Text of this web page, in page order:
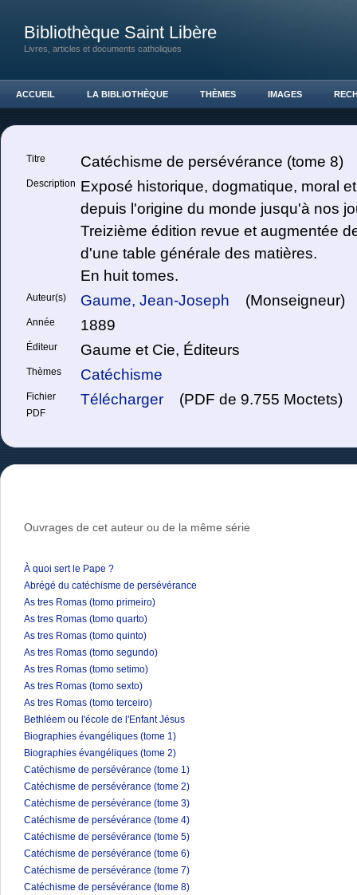
Bibliothèque Saint Libère
Livres, articles et documents catholiques
ACCUEIL LA BIBLIOTHÈQUE THÈMES IMAGES
Titre Catéchisme de persévérance (tome 8)
Description Exposé historique, dogmatique, moral
depuis l'origine du monde jusqu'à nos
Treizième édition revue et augmentée
d'une table générale des matières.
En huit tomes.
Auteur(s) Gaume, Jean-Joseph (Monseigneur)
Année 1889
Éditeur Gaume et Cie, Éditeurs
Thèmes Catéchisme
Fichier
PDF
Télécharger (PDF de 9.755 Moctets)
Ouvrages de cet auteur ou de la même série
À quoi sert le Pape ?
Abrégé du catéchisme de persévérance
As tres Romas (tomo primeiro)
As tres Romas (tomo quarto)
As tres Romas (tomo quinto)
As tres Romas (tomo segundo)
As tres Romas (tomo setimo)
As tres Romas (tomo sexto)
As tres Romas (tomo terceiro)
Bethléem ou l'école de l'Enfant Jésus
Biographies évangéliques (tome 1)
Biographies évangéliques (tome 2)
Catéchisme de persévérance (tome 1)
Catéchisme de persévérance (tome 2)
Catéchisme de persévérance (tome 3)
Catéchisme de persévérance (tome 4)
Catéchisme de persévérance (tome 5)
Catéchisme de persévérance (tome 6)
Catéchisme de persévérance (tome 7)
Catéchisme de persévérance (tome 8)